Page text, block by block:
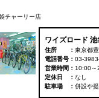
チャーリー店
ワイズロード
住所
東京都
電話番号
03-
営業時間
10:00～
定休日
なし
駐車場
併設や